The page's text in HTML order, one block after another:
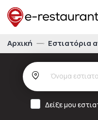
Αρχική Εστιατόρια
Δείξε μου